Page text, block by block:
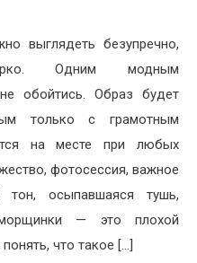
выглядеть безупречно,
Одним модным
обойтись. Образ будет
только с грамотным
на месте при любых
фотосессия, важное
осыпавшаяся тушь,
— это плохой
что такое […]